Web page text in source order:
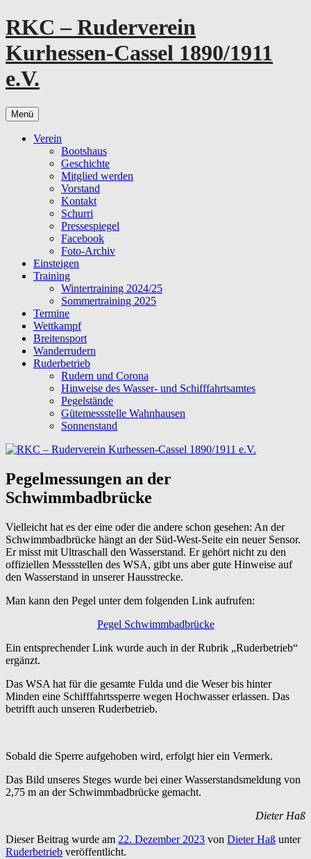
Zum
Inhalt
springen
RKC – Ruderverein
Kurhessen-Cassel 1890/1911
e.V.
Menü
Verein
Bootshaus
Geschichte
Mitglied werden
Vorstand
Kontakt
Schurri
Pressespiegel
Facebook
Foto-Archiv
Einsteigen
Training
Wintertraining 2024/25
Sommertraining 2025
Termine
Wettkampf
Breitensport
Wanderrudern
Ruderbetrieb
Rudern und Corona
Hinweise des Wasser- und Schifffahrtsamtes
Pegelstände
Gütemessstelle Wahnhausen
Sonnenstand
Pegelmessungen an der
Schwimmbadbrücke
Vielleicht hat es der eine oder die andere schon gesehen: An der
Schwimmbadbrücke hängt an der Süd-West-Seite ein neuer Sensor.
Er misst mit Ultraschall den Wasserstand. Er gehört nicht zu den
offiziellen Messstellen des WSA, gibt uns aber gute Hinweise auf
den Wasserstand in unserer Hausstrecke.
Man kann den Pegel unter dem folgenden Link aufrufen:
Pegel Schwimmbadbrücke
Ein entsprechender Link wurde auch in der Rubrik „Ruderbetrieb“
ergänzt.
Das WSA hat für die gesamte Fulda und die Weser bis hinter
Minden eine Schifffahrtssperre wegen Hochwasser erlassen. Das
betrifft auch unseren Ruderbetrieb.
Sobald die Sperre aufgehoben wird, erfolgt hier ein Vermerk.
Das Bild unseres Steges wurde bei einer Wasserstandsmeldung von
2,75 m an der Schwimmbadbrücke gemacht.
Dieter Haß
Dieser Beitrag wurde am 22. Dezember 2023 von Dieter Haß unter
Ruderbetrieb veröffentlicht.